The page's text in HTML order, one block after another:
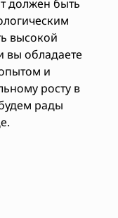
должен быть
высокой
вы обладаете
и
росту в
рады